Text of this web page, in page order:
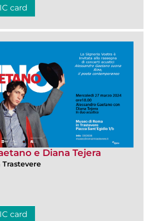
card
e Diana Tejera
Trastevere
card